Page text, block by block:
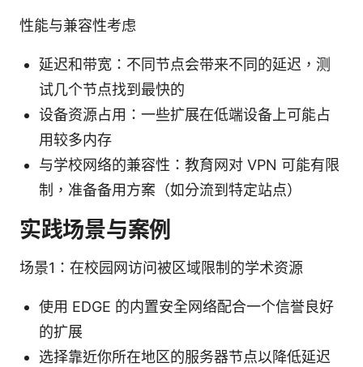
性能与兼容性考虑
延迟和带宽：不同节点会带来不同的延迟，测
试几个节点找到最快的
设备资源占用：一些扩展在低端设备上可能占
用较多内存
与学校网络的兼容性：教育网对 VPN 可能有限
制，准备备用方案（如分流到特定站点）
实践场景与案例
场景1：在校园网访问被区域限制的学术资源
使用 EDGE 的内置安全网络配合一个信誉良好
的扩展
选择靠近你所在地区的服务器节点以降低延迟